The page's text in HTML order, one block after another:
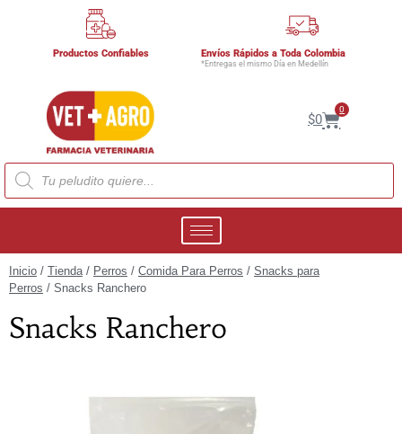
Productos Confiables Envíos Rápidos a Toda Colombia
*Entregas el mismo Día en Medellín
$0
0
Inicio / Tienda/ Perros / Comida Para Perros / Snacks para
Perros / Snacks Ranchero
Snacks Ranchero